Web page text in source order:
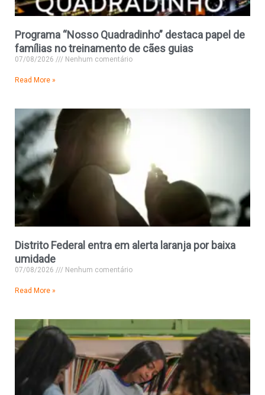
Programa “Nosso Quadradinho” destaca papel de
famílias no treinamento de cães guias
07/08/2026 Nenhum comentário
Read More »
Distrito Federal entra em alerta laranja por baixa
umidade
07/08/2026 Nenhum comentário
Read More »